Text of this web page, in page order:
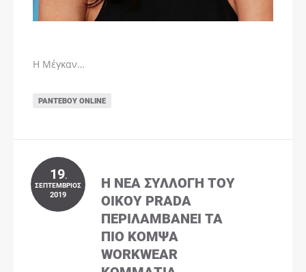
Η Μέγκαν…
ΡΑΝΤΕΒΟΎ ONLINE
19.
ΣΕΠΤΈΜΒΡΙΟΣ
2019
Η ΝΈΑ ΣΥΛΛΟΓΉ ΤΟΥ
ΟΊΚΟΥ PRADA
ΠΕΡΙΛΑΜΒΆΝΕΙ ΤΑ
ΠΙΟ ΚΟΜΨΆ
WORKWEAR